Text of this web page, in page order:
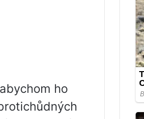
ho